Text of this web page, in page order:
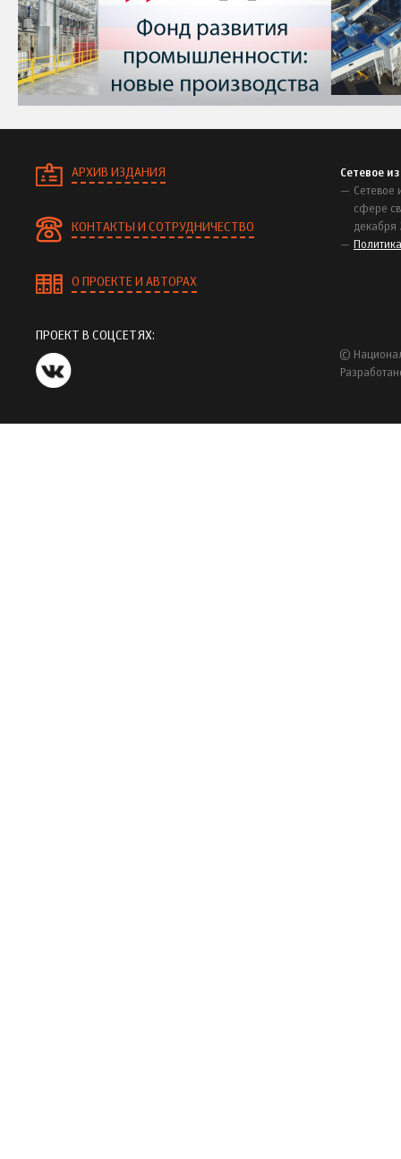
АРХИВ ИЗДАНИЯ
КОНТАКТЫ И СОТРУДНИЧЕСТВО
О ПРОЕКТЕ И АВТОРАХ
Сетевое
Сетевое
сфере
декабря
ПРОЕКТ В СОЦСЕТЯХ:
©